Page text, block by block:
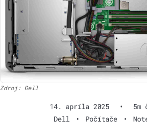
Zdroj: Dell
14. apríla 2025 •
Dell
• Počítače •